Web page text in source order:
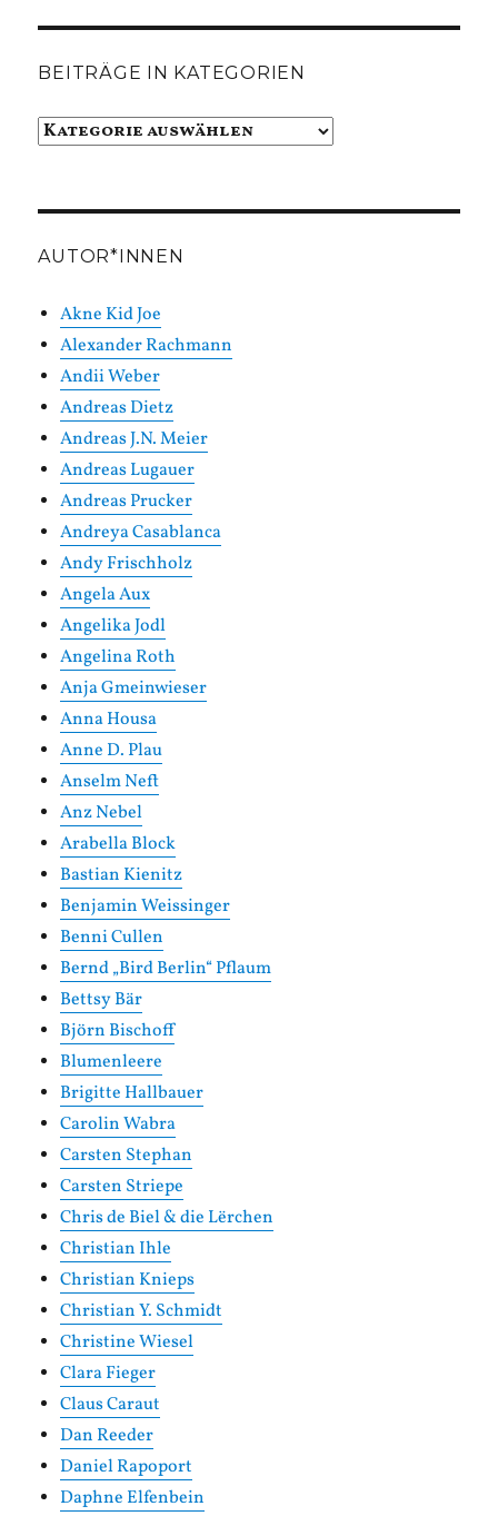
BEITRÄGE IN KATEGORIEN
Beiträge
AUTOR*INNEN
Akne Kid Joe
Alexander Rachmann
Andii Weber
Andreas Dietz
Andreas J.N. Meier
Andreas Lugauer
Andreas Prucker
Andreya Casablanca
Andy Frischholz
Angela Aux
Angelika Jodl
Angelina Roth
Anja Gmeinwieser
Anna Housa
Anne D. Plau
Anselm Neft
Anz Nebel
Arabella Block
Bastian Kienitz
Benjamin Weissinger
Benni Cullen
Bernd „Bird Berlin“ Pflaum
Bettsy Bär
Björn Bischoff
Blumenleere
Brigitte Hallbauer
Carolin Wabra
Carsten Stephan
Carsten Striepe
Chris de Biel & die Lërchen
Christian Ihle
Christian Knieps
Christian Y. Schmidt
Christine Wiesel
Clara Fieger
Claus Caraut
Dan Reeder
Daniel Rapoport
Daphne Elfenbein